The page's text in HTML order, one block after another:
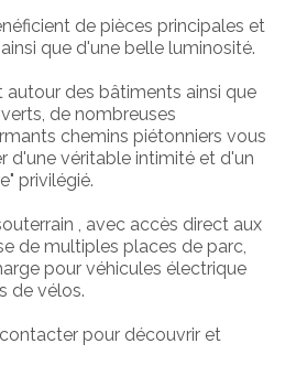
de pièces principales et
que d'une belle luminosité.
autour des bâtiments ainsi que
de nombreuses
chemins piétonniers vous
d'une véritable intimité et d'un
privilégié.
, avec accès direct aux
de multiples places de parc,
pour véhicules électrique
de vélos.
pour découvrir et